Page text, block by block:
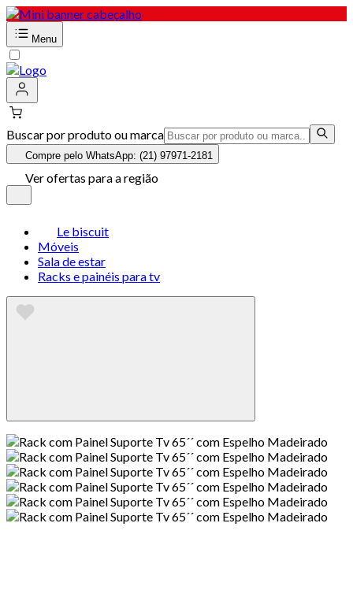
Menu
Buscar por produto ou marca
Compre pelo WhatsApp: (21) 97971-2181
Ver ofertas para a região
Le biscuit
Móveis
Sala de estar
Racks e painéis para tv